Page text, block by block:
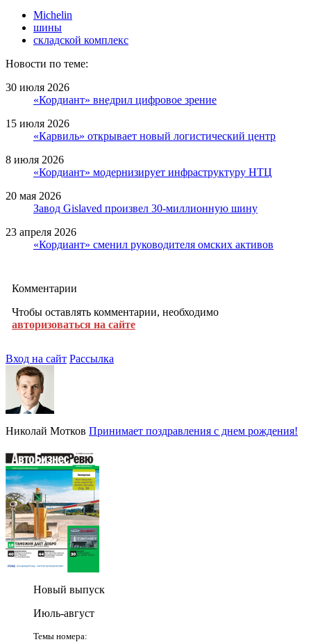
Michelin
шины
складской комплекс
Новости по теме:
30 июля 2026
«Кордиант» внедрил цифровое зрение
15 июля 2026
«Карвиль» открывает новый логистический центр
8 июля 2026
«Кордиант» модернизирует инфраструктуру НТЦ
20 мая 2026
Завод Gislaved произвел 30-миллионную шину
23 апреля 2026
«Кордиант» сменил руководителя омских активов
Комментарии
Чтобы оставлять комментарии, необходимо
авторизоваться на сайте
Вход на сайт Рассылка
Николай Мотков Принимает поздравления с днем рождения!
Новый выпуск
Июль-август
Темы номера: